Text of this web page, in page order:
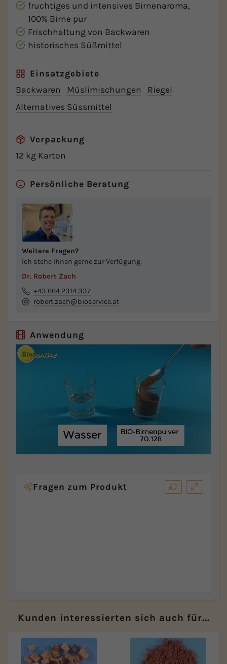
fruchtiges und intensives Birnenaroma,
100% Birne pur
Frischhaltung von Backwaren
historisches Süßmittel
Einsatzgebiete
Backwaren
Müslimischungen
Riegel
Alternatives Süssmittel
Verpackung
12 kg Karton
Persönliche Beratung
Weitere Fragen?
Ich stehe Ihnen gerne zur Verfügung.
Dr. Robert Zach
+43 664 2314 337
robert.zach@bioservice.at
Anwendung
Fragen zum Produkt
Kunden interessierten sich auch für...